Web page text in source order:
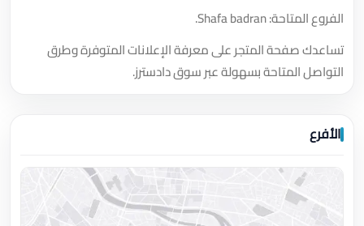
الفروع المتاحة: Shafa badran.
تساعدك صفحة المتجر على معرفة الإعلانات المتوفرة وطرق
التواصل المتاحة بسهولة عبر سوق دادسترز.
الأفرع